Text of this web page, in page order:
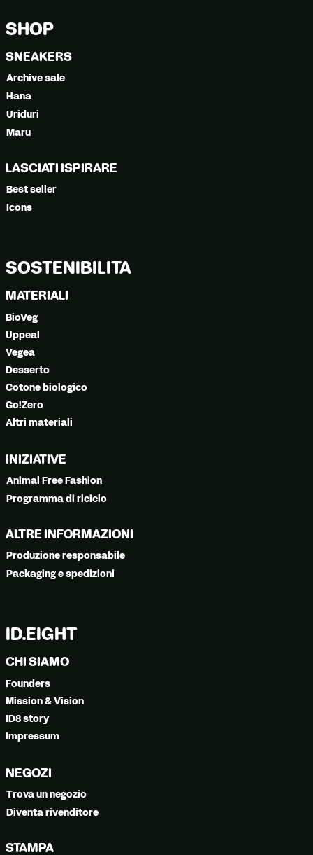
SHOP
SNEAKERS
Archive sale
Hana
Uriduri
Maru
LASCIATI ISPIRARE
Best seller
Icons
SOSTENIBILITÀ
MATERIALI
BioVeg
Uppeal
Vegea
Desserto
Cotone biologico
Go!Zero
Altri materiali
INIZIATIVE
Animal Free Fashion
Programma di riciclo
ALTRE INFORMAZIONI
Produzione responsabile
Packaging e spedizioni
ID.EIGHT
CHI SIAMO
Founders
Mission & Vision
ID8 story
Impressum
NEGOZI
Trova un negozio
Diventa rivenditore
STAMPA